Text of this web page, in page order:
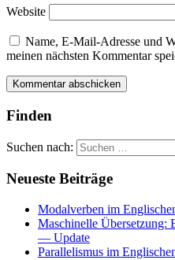
Website
Name, E-Mail-Adresse und
meinen nächsten Kommentar
Finden
Suchen nach:
Neueste Beiträge
Modalverben im
Maschinelle Übersetzung:
— Update
Parallelismus im